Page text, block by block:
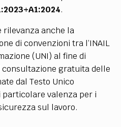
.
rilevanza anche la
di convenzioni tra l’INAIL
(UNI) al fine di
gratuita delle
dal Testo Unico
valenza per i
sul lavoro.